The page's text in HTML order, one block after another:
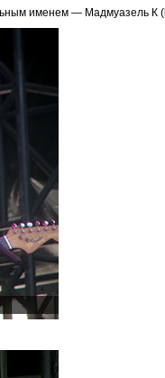
именем — Мадмуазель К (